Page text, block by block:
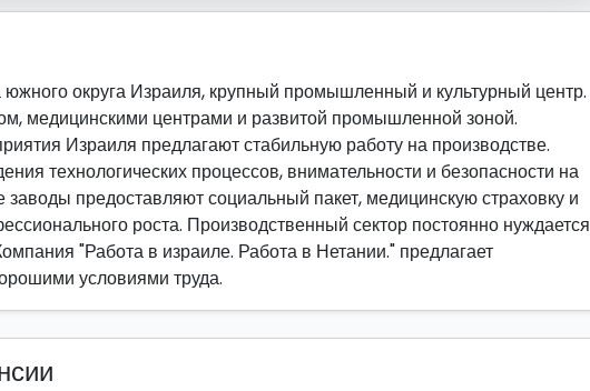
округа Израиля, крупный промышленный и культурный центр.
медицинскими центрами и развитой промышленной зоной.
Израиля предлагают стабильную работу на производстве.
технологических процессов, внимательности и безопасности на
предоставляют социальный пакет, медицинскую страховку и
роста. Производственный сектор постоянно нуждается
"Работа в израиле. Работа в Нетании." предлагает
условиями труда.